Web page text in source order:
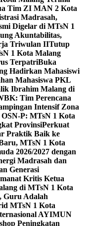
Tim ZI MAN 2 Kota
Madrasah,
Digelar di MTsN 1
Akuntabilitas,
Triwulan IITutup
1 Kota Malang
TerpatriBuka
Hadirkan Mahasiswi
Mahasiswa PKL
Ibrahim Malang di
Tim Perencana
Intensif Zona
P: MTsN 1 Kota
ProvinsiPerkuat
Praktik Baik ke
MTsN 1 Kota
2026/2027 dengan
Madrasah dan
Generasi
Kritis Ketua
di MTsN 1 Kota
Guru Adalah
MTsN 1 Kota
AYIMUN
Peningkatan